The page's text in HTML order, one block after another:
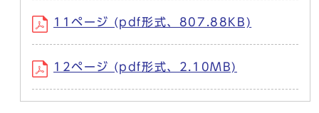
11ページ (pdf形式、807.88KB)
12ページ (pdf形式、2.10MB)